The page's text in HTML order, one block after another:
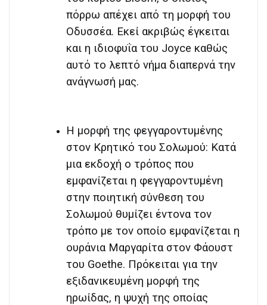
πόρρω απέχει από τη μορφή του
Οδυσσέα. Εκεί ακριβώς έγκειται
και η ιδιοφυΐα του Joyce καθώς
αυτό το λεπτό νήμα διαπερνά την
ανάγνωσή μας.
Η μορφή της φεγγαροντυμένης
στον Κρητικό του Σολωμού: Κατά
μια εκδοχή ο τρόπος που
εμφανίζεται η φεγγαροντυμένη
στην ποιητική σύνθεση του
Σολωμού θυμίζει έντονα τον
τρόπο με τον οποίο εμφανίζεται η
ουράνια Μαργαρίτα στον Φάουστ
του Goethe. Πρόκειται για την
εξιδανικευμένη μορφή της
ηρωίδας, η ψυχή της οποίας